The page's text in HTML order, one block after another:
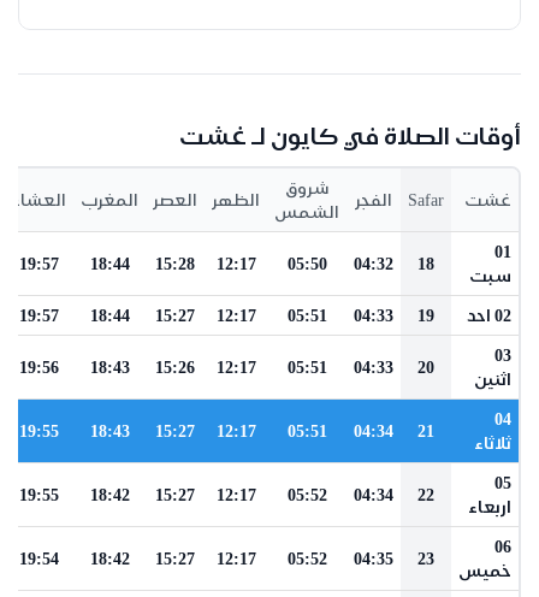
أوقات الصلاة في كايون لـ غشت
غشت Safar الفجر
شروق
الشمس
الظهر العصر المغرب العشاء
01
سبت
18
04:32
05:50
12:17
15:28
18:44
19:57
02 احد 19
04:33
05:51
12:17
15:27
18:44
19:57
03
اثنين
20
04:33
05:51
12:17
15:26
18:43
19:56
04
ثلاثاء
21
04:34
05:51
12:17
15:27
18:43
19:55
05
اربعاء
22
04:34
05:52
12:17
15:27
18:42
19:55
06
خميس
23
04:35
05:52
12:17
15:27
18:42
19:54